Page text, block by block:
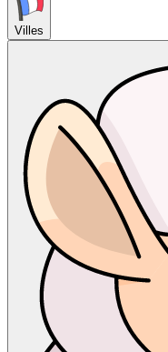
Villes